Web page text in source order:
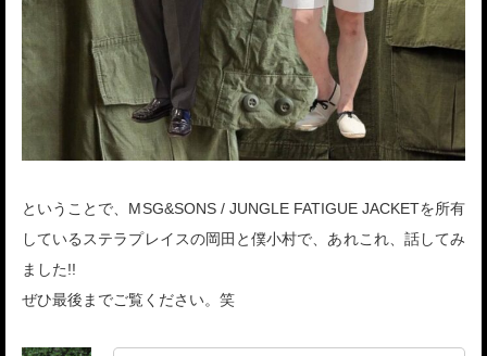
ということで、MSG&SONS / JUNGLE FATIGUE JACKETを所有
しているステラプレイスの岡田と僕小村で、あれこれ、話してみ
ました!!
ぜひ最後までご覧ください。笑